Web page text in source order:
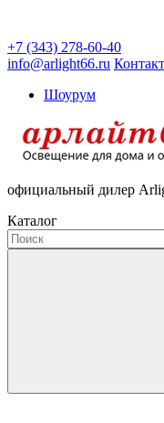
+7 (343) 278-60-40
info@arlight66.ru
Шоурум
официальный дилер
Каталог